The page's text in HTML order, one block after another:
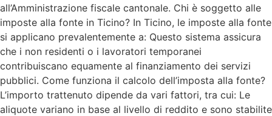
all’Amministrazione fiscale cantonale. Chi è soggetto alle
imposte alla fonte in Ticino? In Ticino, le imposte alla fonte
si applicano prevalentemente a: Questo sistema assicura
che i non residenti o i lavoratori temporanei
contribuiscano equamente al finanziamento dei servizi
pubblici. Come funziona il calcolo dell’imposta alla fonte?
L’importo trattenuto dipende da vari fattori, tra cui: Le
aliquote variano in base al livello di reddito e sono stabilite